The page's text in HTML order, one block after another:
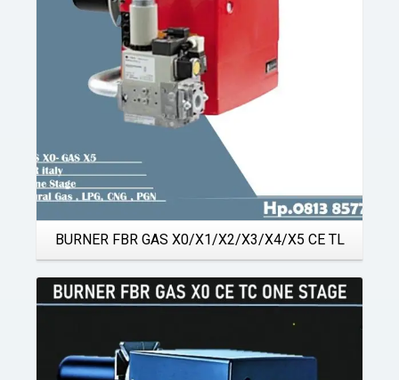
BURNER FBR GAS X0/X1/X2/X3/X4/X5 CE TL
Details